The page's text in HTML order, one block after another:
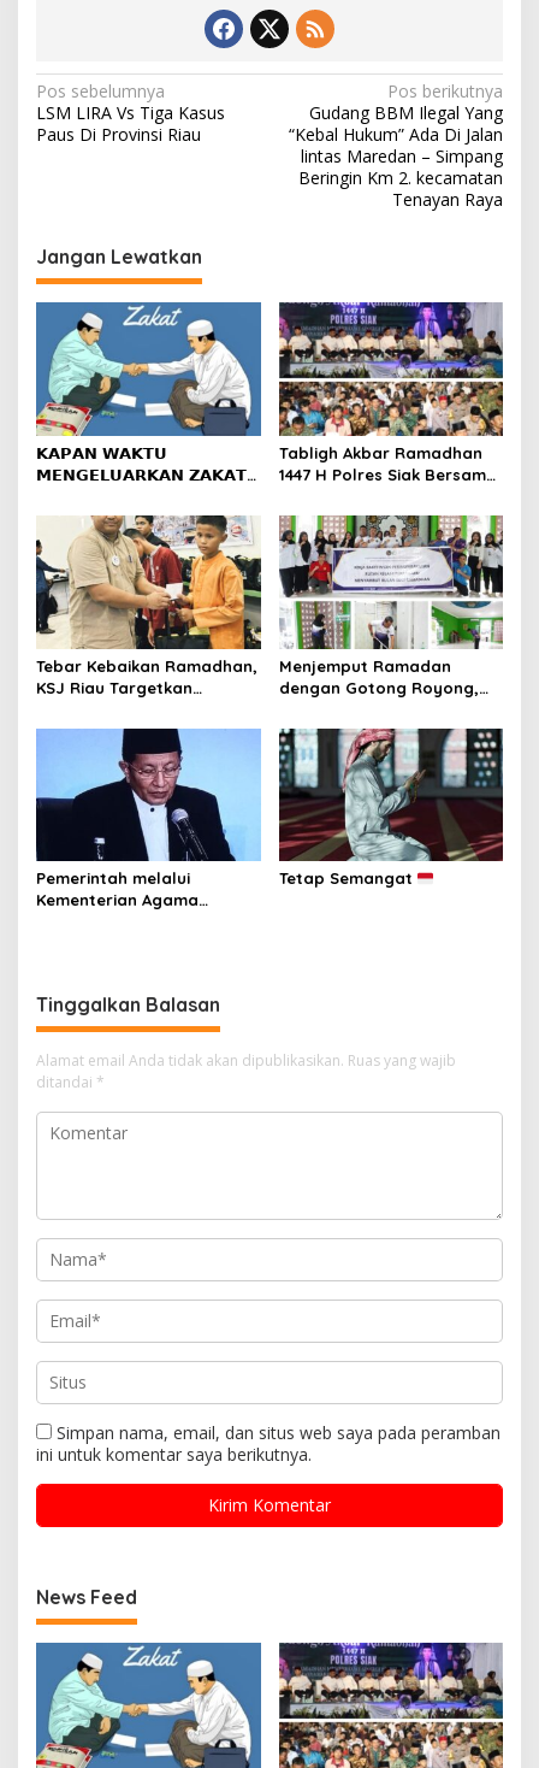
N
a
a
s
p
o
s
Pos sebelumnya
LSM LIRA Vs Tiga Kasus
Paus Di Provinsi Riau
Pos berikutnya
Gudang BBM Ilegal Yang
“Kebal Hukum” Ada Di Jalan
lintas Maredan – Simpang
Beringin Km 2. kecamatan
Tenayan Raya
Jangan Lewatkan
𝗞𝗔𝗣𝗔𝗡 𝗪𝗔𝗞𝗧𝗨
𝗠𝗘𝗡𝗚𝗘𝗟𝗨𝗔𝗥𝗞𝗔𝗡 𝗭𝗔𝗞𝗔𝗧
Tabligh Akbar Ramadhan
1447 H Polres Siak Bersama
Masyarakat Tumpah Ruah
Tebar Kebaikan Ramadhan,
KSJ Riau Targetkan
Penerima Manfaat di
Berbagai Wilayah
Menjemput Ramadan
dengan Gotong Royong,
Warga Binaan Bersihkan
Masjid
Pemerintah melalui
Kementerian Agama
Tetap Semangat
Tinggalkan Balasan
Alamat email Anda tidak akan dipublikasikan. Ruas yang wajib
ditandai *
Simpan nama, email, dan situs web saya pada peramban
ini untuk komentar saya berikutnya.
News Feed